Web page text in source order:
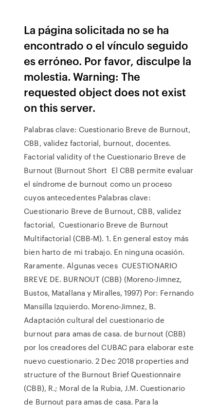
La página solicitada no se ha
encontrado o el vínculo seguido
es erróneo. Por favor, disculpe la
molestia. Warning: The
requested object does not exist
on this server.
Palabras clave: Cuestionario Breve de Burnout,
CBB, validez factorial, burnout, docentes.
Factorial validity of the Cuestionario Breve de
Burnout (Burnout Short El CBB permite evaluar
el síndrome de burnout como un proceso
cuyos antecedentes Palabras clave:
Cuestionario Breve de Burnout, CBB, validez
factorial, Cuestionario Breve de Burnout
Multifactorial (CBB-M). 1. En general estoy más
bien harto de mi trabajo. En ninguna ocasión.
Raramente. Algunas veces CUESTIONARIO
BREVE DE. BURNOUT (CBB) (Moreno-Jimnez,
Bustos, Matallana y Miralles, 1997) Por: Fernando
Mansilla Izquierdo. Moreno-Jimnez, B.
Adaptación cultural del cuestionario de
burnout para amas de casa. de burnout (CBB)
por los creadores del CUBAC para elaborar este
nuevo cuestionario. 2 Dec 2018 properties and
structure of the Burnout Brief Questionnaire
(CBB), R.; Moral de la Rubia, J.M. Cuestionario
de Burnout para amas de casa. Para la